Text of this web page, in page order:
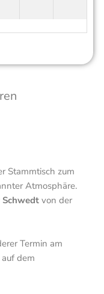
Stammtisch zum
Atmosphäre.
Schwedtvon der
Termin am
dem